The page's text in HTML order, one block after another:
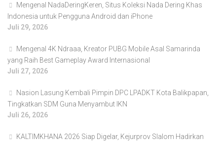
Mengenal NadaDeringKeren, Situs Koleksi Nada Dering Khas
Indonesia untuk Pengguna Android dan iPhone
Juli 29, 2026
Mengenal 4K Ndraaa, Kreator PUBG Mobile Asal Samarinda
yang Raih Best Gameplay Award Internasional
Juli 27, 2026
Nasion Lasung Kembali Pimpin DPC LPADKT Kota Balikpapan,
Tingkatkan SDM Guna Menyambut IKN
Juli 26, 2026
KALTIMKHANA 2026 Siap Digelar, Kejurprov Slalom Hadirkan